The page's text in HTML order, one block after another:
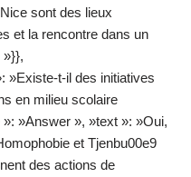
sont des lieux
et la rencontre dans un
»}},
»Existe-t-il des initiatives
en milieu scolaire
»Answer », »text »: »Oui,
et Tjenbu00e9
des actions de